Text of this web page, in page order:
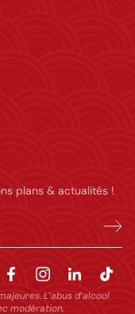
plans & actualités !
L’abus d’alcool
modération.